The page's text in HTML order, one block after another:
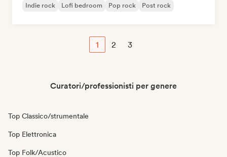
Indie rock Lofi bedroom Pop rock Post rock
1 2 3
Curatori/professionisti per genere
Top Classico/strumentale
Top Elettronica
Top Folk/Acustico